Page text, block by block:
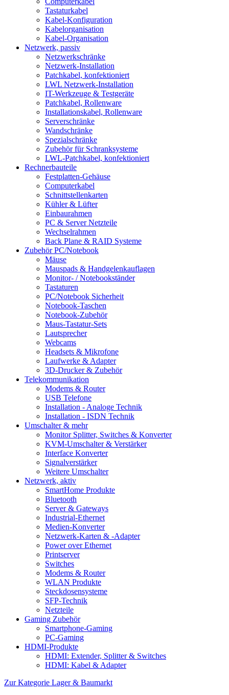
Tastaturkabel
Kabel-Konfiguration
Kabelorganisation
Kabel-Organisation
Netzwerk, passiv
Netzwerkschränke
Netzwerk-Installation
Patchkabel, konfektioniert
LWL Netzwerk-Installation
IT-Werkzeuge & Testgeräte
Patchkabel, Rollenware
Installationskabel, Rollenware
Serverschränke
Wandschränke
Spezialschränke
Zubehör für Schranksysteme
LWL-Patchkabel, konfektioniert
Rechnerbauteile
Festplatten-Gehäuse
Computerkabel
Schnittstellenkarten
Kühler & Lüfter
Einbaurahmen
PC & Server Netzteile
Wechselrahmen
Back Plane & RAID Systeme
Zubehör PC/Notebook
Mäuse
Mauspads & Handgelenkauflagen
Monitor- / Notebookständer
Tastaturen
PC/Notebook Sicherheit
Notebook-Taschen
Notebook-Zubehör
Maus-Tastatur-Sets
Lautsprecher
Webcams
Headsets & Mikrofone
Laufwerke & Adapter
3D-Drucker & Zubehör
Telekommunikation
Modems & Router
USB Telefone
Installation - Analoge Technik
Installation - ISDN Technik
Umschalter & mehr
Monitor Splitter, Switches & Konverter
KVM-Umschalter & Verstärker
Interface Konverter
Signalverstärker
Weitere Umschalter
Netzwerk, aktiv
SmartHome Produkte
Bluetooth
Server & Gateways
Industrial-Ethernet
Medien-Konverter
Netzwerk-Karten & -Adapter
Power over Ethernet
Printserver
Switches
Modems & Router
WLAN Produkte
Steckdosensysteme
SFP-Technik
Netzteile
Gaming Zubehör
Smartphone-Gaming
PC-Gaming
HDMI-Produkte
HDMI: Extender, Splitter & Switches
HDMI: Kabel & Adapter
Zur Kategorie Lager & Baumarkt